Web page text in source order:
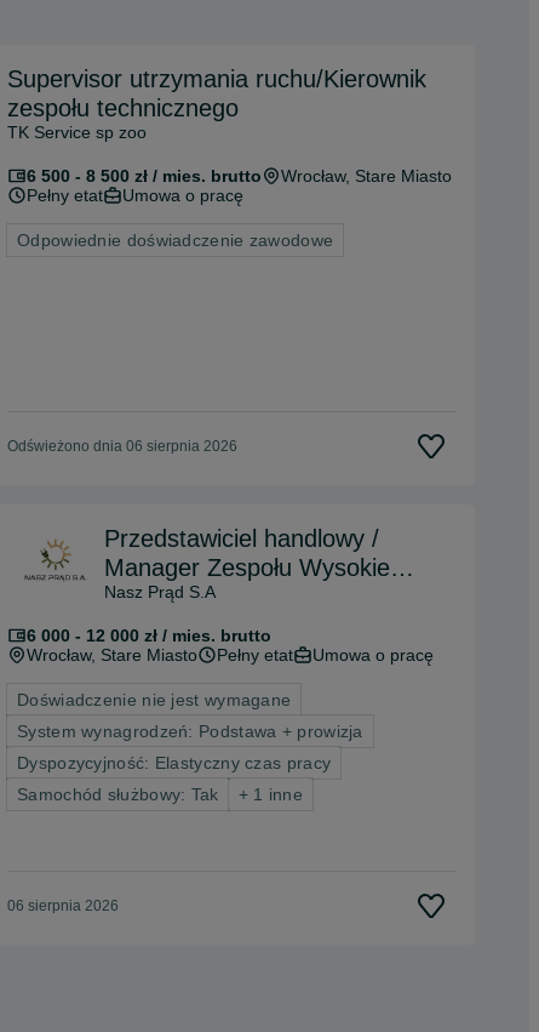
Supervisor utrzymania ruchu/Kierownik
zespołu technicznego
TK Service sp zoo
6 500 - 8 500 zł / mies. brutto Wrocław, Stare Miasto
Pełny etat
Umowa o pracę
Odpowiednie doświadczenie zawodowe
Odświeżono dnia 06 sierpnia 2026
Przedstawiciel handlowy /
Manager Zespołu Wysokie
Zarobki !
Nasz Prąd S.A
6 000 - 12 000 zł / mies. brutto
Wrocław, Stare Miasto Pełny etat Umowa o pracę
Doświadczenie nie jest wymagane
System wynagrodzeń: Podstawa + prowizja
Dyspozycyjność: Elastyczny czas pracy
Samochód służbowy: Tak
+ 1 inne
06 sierpnia 2026